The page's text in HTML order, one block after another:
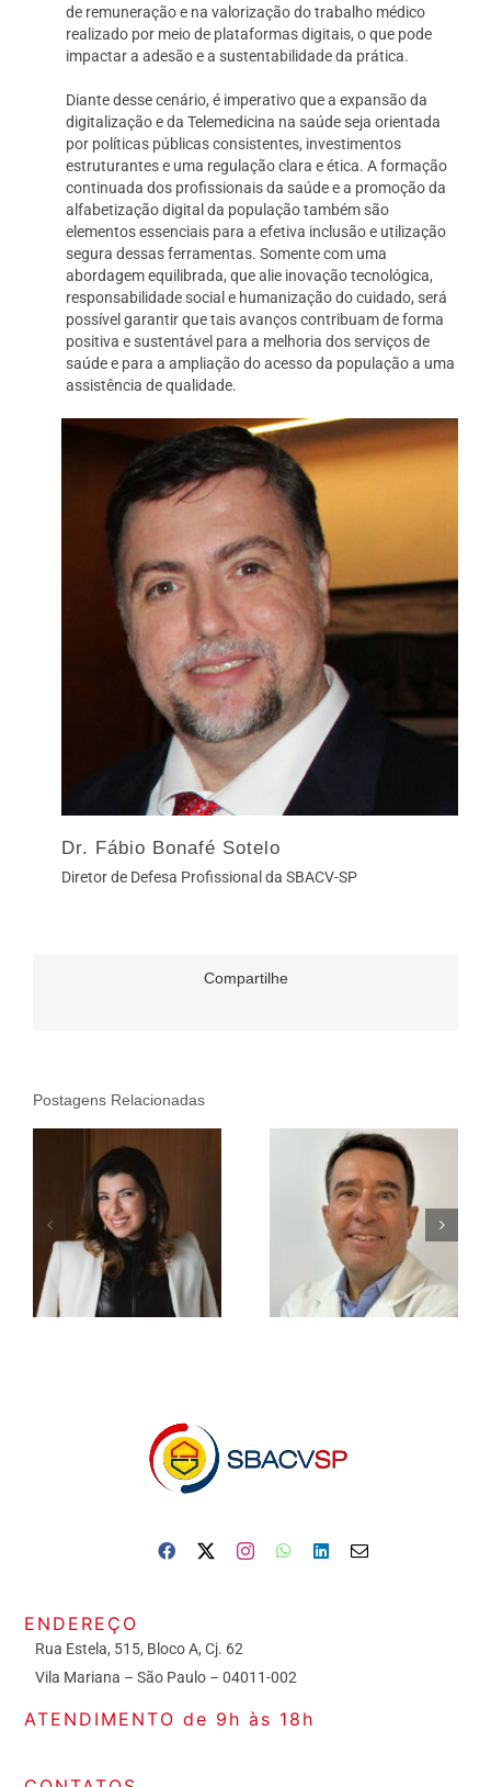
de remuneração e na valorização do trabalho médico
realizado por meio de plataformas digitais, o que pode
impactar a adesão e a sustentabilidade da prática.
Diante desse cenário, é imperativo que a expansão da
digitalização e da Telemedicina na saúde seja orientada
por políticas públicas consistentes, investimentos
estruturantes e uma regulação clara e ética. A formação
continuada dos profissionais da saúde e a promoção da
alfabetização digital da população também são
elementos essenciais para a efetiva inclusão e utilização
segura dessas ferramentas. Somente com uma
abordagem equilibrada, que alie inovação tecnológica,
responsabilidade social e humanização do cuidado, será
possível garantir que tais avanços contribuam de forma
positiva e sustentável para a melhoria dos serviços de
saúde e para a ampliação do acesso da população a uma
assistência de qualidade.
Dr. Fábio Bonafé Sotelo
Diretor de Defesa Profissional da SBACV-SP
Compartilhe
Postagens Relacionadas
ENDEREÇO
Rua Estela, 515, Bloco A, Cj. 62
Vila Mariana – São Paulo – 04011-002
ATENDIMENTO de 9h às 18h